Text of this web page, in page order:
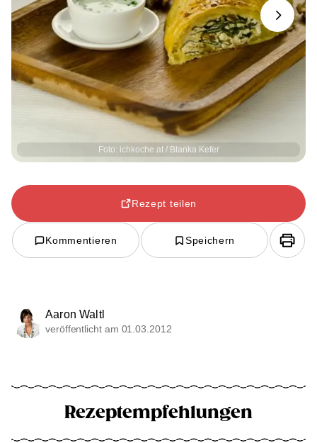
Foto: ichkoche.at / Blanka Kefer
Next
Rezept teilen
Kommentieren Speichern
Aaron Waltl
veröffentlicht am 01.03.2012
Rezeptempfehlungen